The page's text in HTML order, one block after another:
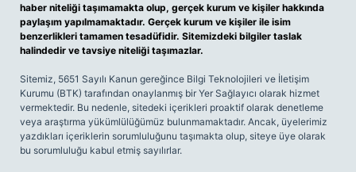
haber niteliği taşımamakta olup, gerçek kurum ve kişiler hakkında
paylaşım yapılmamaktadır. Gerçek kurum ve kişiler ile isim
benzerlikleri tamamen tesadüfidir. Sitemizdeki bilgiler taslak
halindedir ve tavsiye niteliği taşımazlar.
Sitemiz, 5651 Sayılı Kanun gereğince Bilgi Teknolojileri ve İletişim
Kurumu (BTK) tarafından onaylanmış bir Yer Sağlayıcı olarak hizmet
vermektedir. Bu nedenle, sitedeki içerikleri proaktif olarak denetleme
veya araştırma yükümlülüğümüz bulunmamaktadır. Ancak, üyelerimiz
yazdıkları içeriklerin sorumluluğunu taşımakta olup, siteye üye olarak
bu sorumluluğu kabul etmiş sayılırlar.